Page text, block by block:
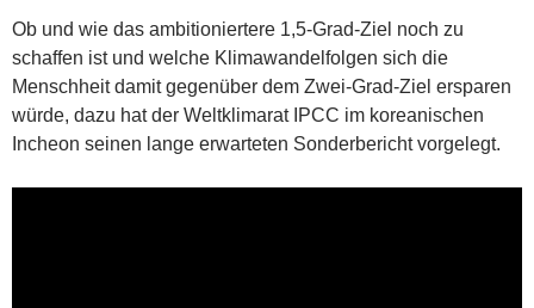
Ob und wie das ambitioniertere 1,5-Grad-Ziel noch zu
schaffen ist und welche Klimawandelfolgen sich die
Menschheit damit gegenüber dem Zwei-Grad-Ziel ersparen
würde, dazu hat der Weltklimarat IPCC im koreanischen
Incheon seinen lange erwarteten Sonderbericht vorgelegt.